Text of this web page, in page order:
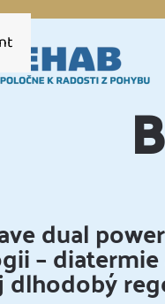
dual
–
dlhodobý